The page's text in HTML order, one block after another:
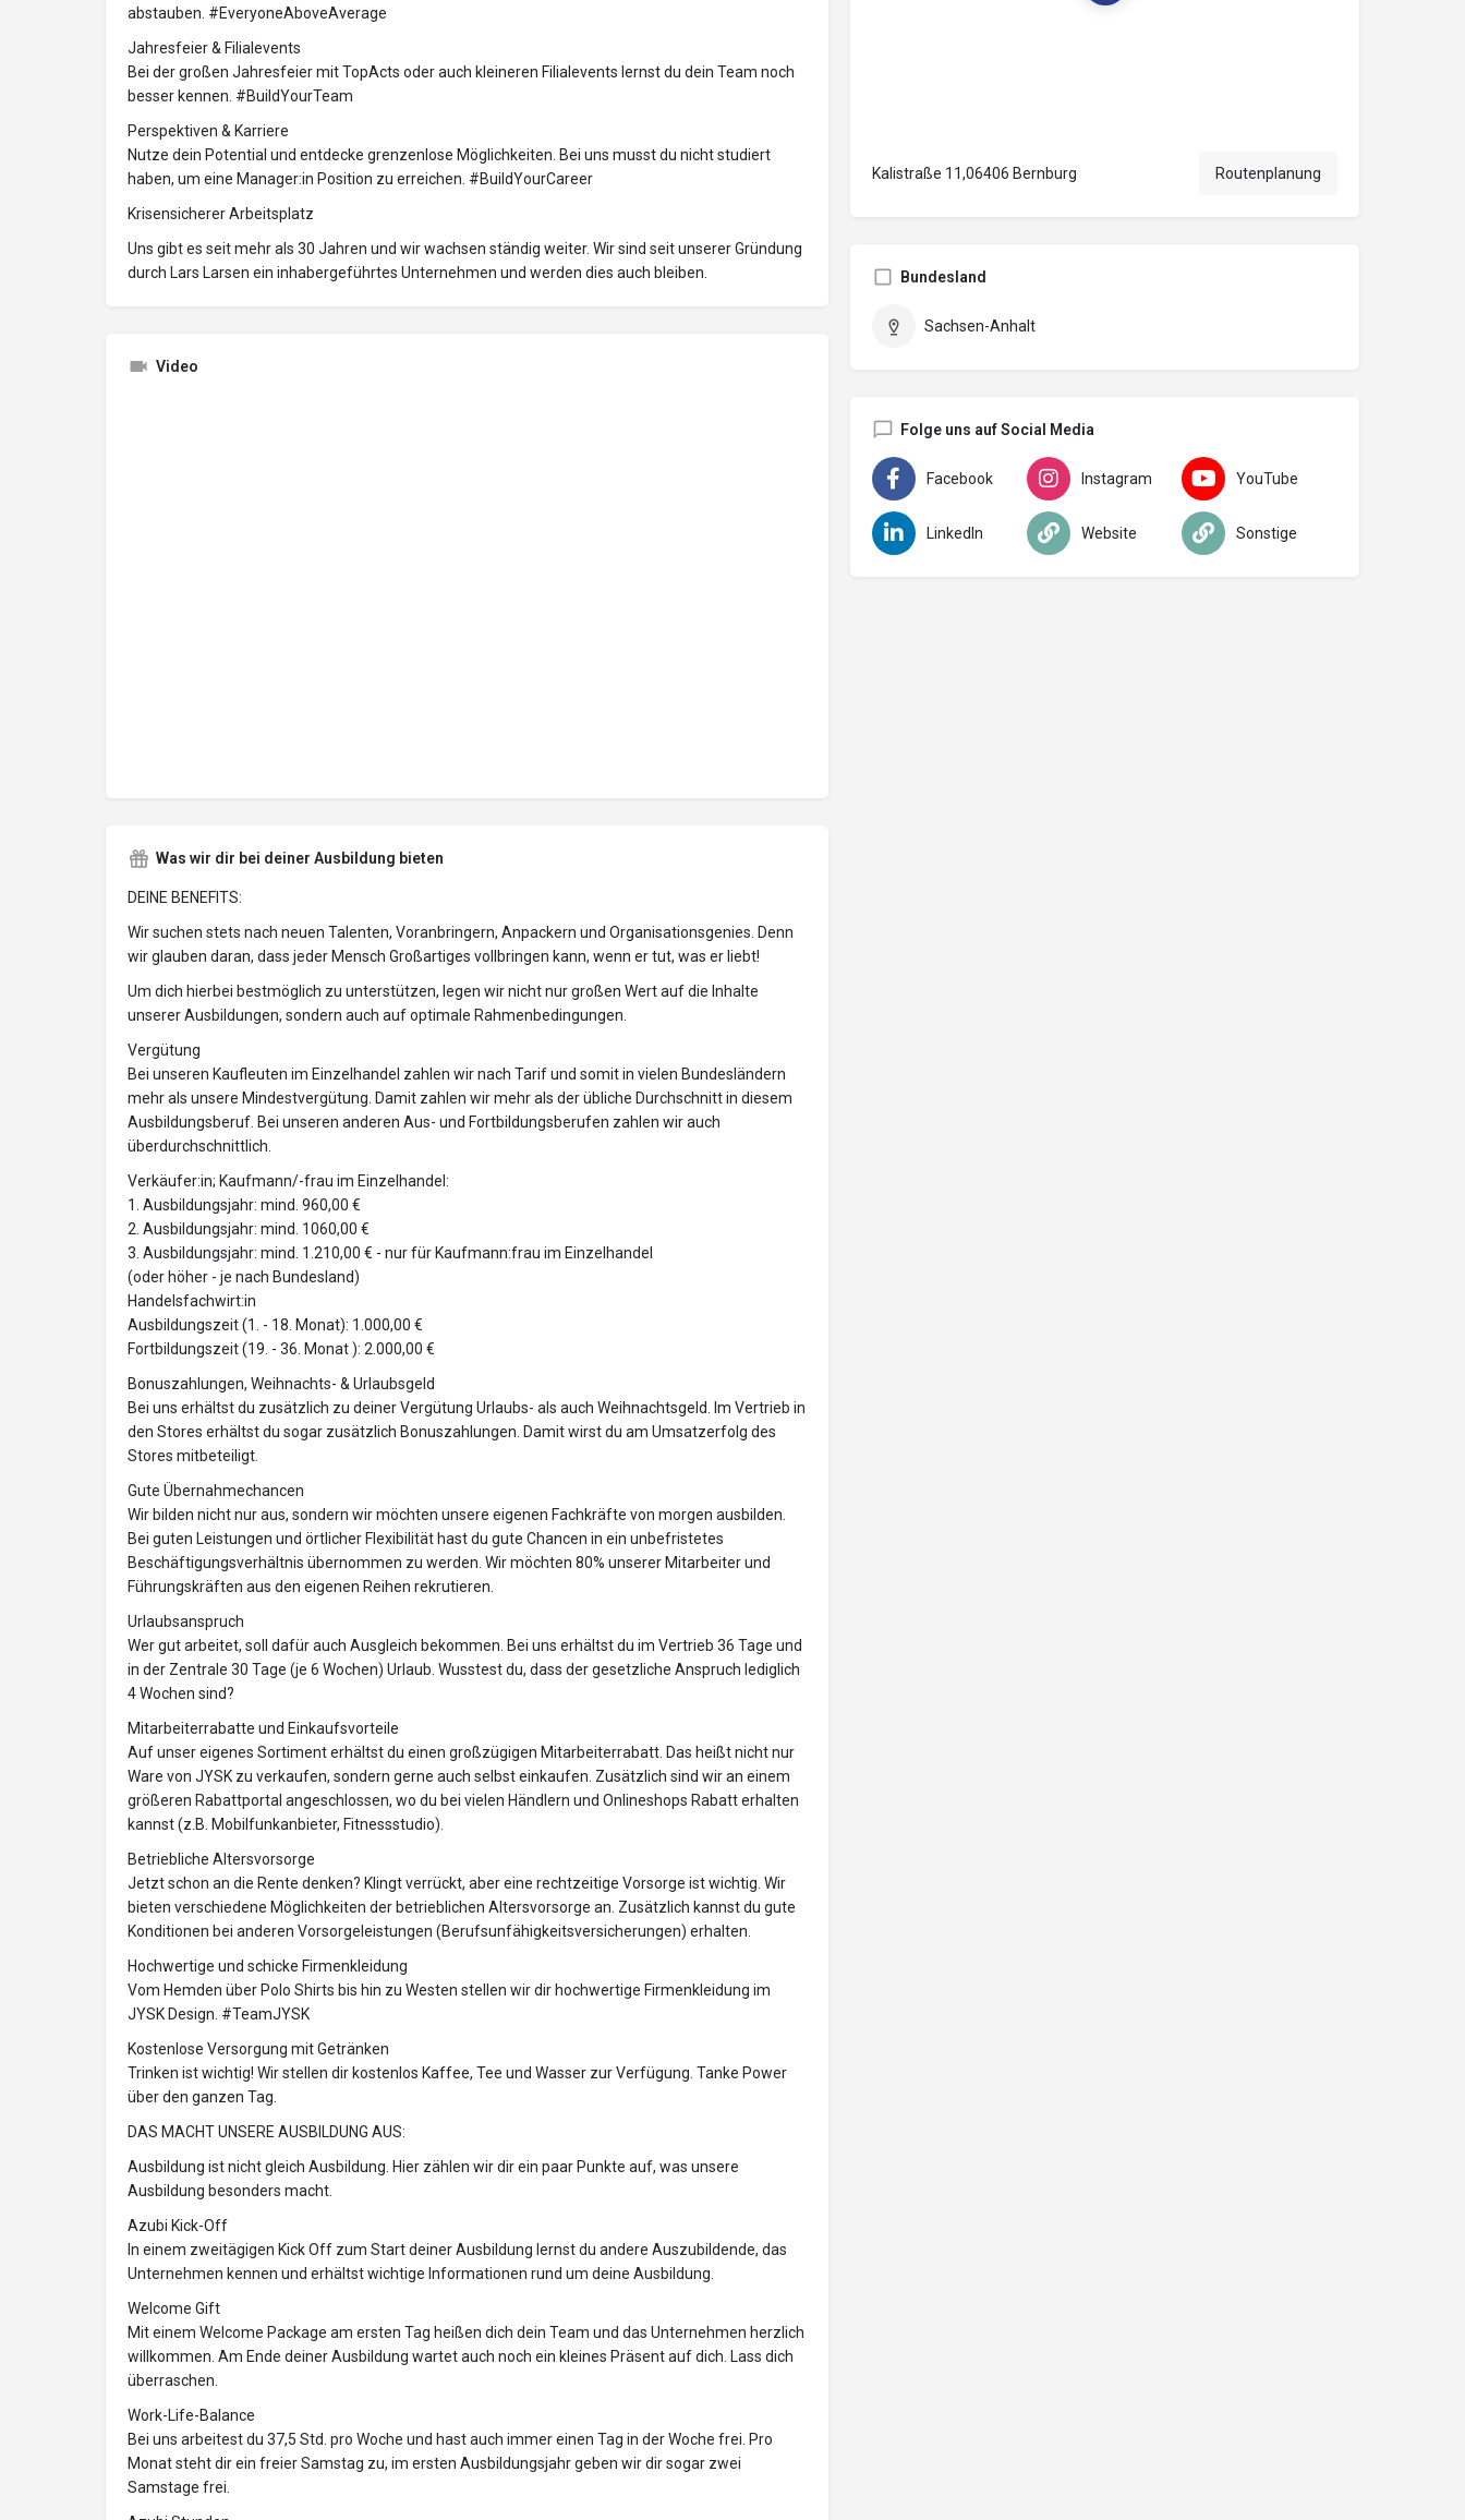
abstauben. #EveryoneAboveAverage
Jahresfeier & Filialevents
Bei der großen Jahresfeier mit TopActs oder auch kleineren Filialevents lernst du dein Team noch
besser kennen. #BuildYourTeam
Perspektiven & Karriere
Nutze dein Potential und entdecke grenzenlose Möglichkeiten. Bei uns musst du nicht studiert
haben, um eine Manager:in Position zu erreichen. #BuildYourCareer
Krisensicherer Arbeitsplatz
Uns gibt es seit mehr als 30 Jahren und wir wachsen ständig weiter. Wir sind seit unserer Gründung
durch Lars Larsen ein inhabergeführtes Unternehmen und werden dies auch bleiben.
Video
Was wir dir bei deiner Ausbildung bieten
DEINE BENEFITS:
Wir suchen stets nach neuen Talenten, Voranbringern, Anpackern und Organisationsgenies. Denn
wir glauben daran, dass jeder Mensch Großartiges vollbringen kann, wenn er tut, was er liebt!
Um dich hierbei bestmöglich zu unterstützen, legen wir nicht nur großen Wert auf die Inhalte
unserer Ausbildungen, sondern auch auf optimale Rahmenbedingungen.
Vergütung
Bei unseren Kaufleuten im Einzelhandel zahlen wir nach Tarif und somit in vielen Bundesländern
mehr als unsere Mindestvergütung. Damit zahlen wir mehr als der übliche Durchschnitt in diesem
Ausbildungsberuf. Bei unseren anderen Aus- und Fortbildungsberufen zahlen wir auch
überdurchschnittlich.
Verkäufer:in; Kaufmann/-frau im Einzelhandel:
1. Ausbildungsjahr: mind. 960,00 €
2. Ausbildungsjahr: mind. 1060,00 €
3. Ausbildungsjahr: mind. 1.210,00 € - nur für Kaufmann:frau im Einzelhandel
(oder höher - je nach Bundesland)
Handelsfachwirt:in
Ausbildungszeit (1. - 18. Monat): 1.000,00 €
Fortbildungszeit (19. - 36. Monat ): 2.000,00 €
Bonuszahlungen, Weihnachts- & Urlaubsgeld
Bei uns erhältst du zusätzlich zu deiner Vergütung Urlaubs- als auch Weihnachtsgeld. Im Vertrieb in
den Stores erhältst du sogar zusätzlich Bonuszahlungen. Damit wirst du am Umsatzerfolg des
Stores mitbeteiligt.
Gute Übernahmechancen
Wir bilden nicht nur aus, sondern wir möchten unsere eigenen Fachkräfte von morgen ausbilden.
Bei guten Leistungen und örtlicher Flexibilität hast du gute Chancen in ein unbefristetes
Beschäftigungsverhältnis übernommen zu werden. Wir möchten 80% unserer Mitarbeiter und
Führungskräften aus den eigenen Reihen rekrutieren.
Urlaubsanspruch
Wer gut arbeitet, soll dafür auch Ausgleich bekommen. Bei uns erhältst du im Vertrieb 36 Tage und
in der Zentrale 30 Tage (je 6 Wochen) Urlaub. Wusstest du, dass der gesetzliche Anspruch lediglich
4 Wochen sind?
Mitarbeiterrabatte und Einkaufsvorteile
Auf unser eigenes Sortiment erhältst du einen großzügigen Mitarbeiterrabatt. Das heißt nicht nur
Ware von JYSK zu verkaufen, sondern gerne auch selbst einkaufen. Zusätzlich sind wir an einem
größeren Rabattportal angeschlossen, wo du bei vielen Händlern und Onlineshops Rabatt erhalten
kannst (z.B. Mobilfunkanbieter, Fitnessstudio).
Betriebliche Altersvorsorge
Jetzt schon an die Rente denken? Klingt verrückt, aber eine rechtzeitige Vorsorge ist wichtig. Wir
bieten verschiedene Möglichkeiten der betrieblichen Altersvorsorge an. Zusätzlich kannst du gute
Konditionen bei anderen Vorsorgeleistungen (Berufsunfähigkeitsversicherungen) erhalten.
Hochwertige und schicke Firmenkleidung
Vom Hemden über Polo Shirts bis hin zu Westen stellen wir dir hochwertige Firmenkleidung im
JYSK Design. #TeamJYSK
Kostenlose Versorgung mit Getränken
Trinken ist wichtig! Wir stellen dir kostenlos Kaffee, Tee und Wasser zur Verfügung. Tanke Power
über den ganzen Tag.
DAS MACHT UNSERE AUSBILDUNG AUS:
Ausbildung ist nicht gleich Ausbildung. Hier zählen wir dir ein paar Punkte auf, was unsere
Ausbildung besonders macht.
Azubi Kick-Off
In einem zweitägigen Kick Off zum Start deiner Ausbildung lernst du andere Auszubildende, das
Unternehmen kennen und erhältst wichtige Informationen rund um deine Ausbildung.
Welcome Gift
Mit einem Welcome Package am ersten Tag heißen dich dein Team und das Unternehmen herzlich
willkommen. Am Ende deiner Ausbildung wartet auch noch ein kleines Präsent auf dich. Lass dich
überraschen.
Work-Life-Balance
Bei uns arbeitest du 37,5 Std. pro Woche und hast auch immer einen Tag in der Woche frei. Pro
Monat steht dir ein freier Samstag zu, im ersten Ausbildungsjahr geben wir dir sogar zwei
Samstage frei.
Kalistraße 11,06406 Bernburg Routenplanung
Bundesland
Sachsen-Anhalt
Folge uns auf Social Media
Facebook Instagram YouTube
LinkedIn Website Sonstige